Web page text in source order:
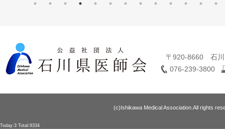
〒920-8660 石川
076-239-3800
(c)Ishikawa Medical Association.All rights
Today:3 Total:9334